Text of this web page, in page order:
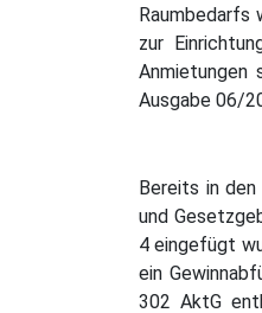
Raumbedarfs
zur
Anmietungen
Ausgabe 06/
Bereits in
und
4 eingefügt
ein
302 AktG